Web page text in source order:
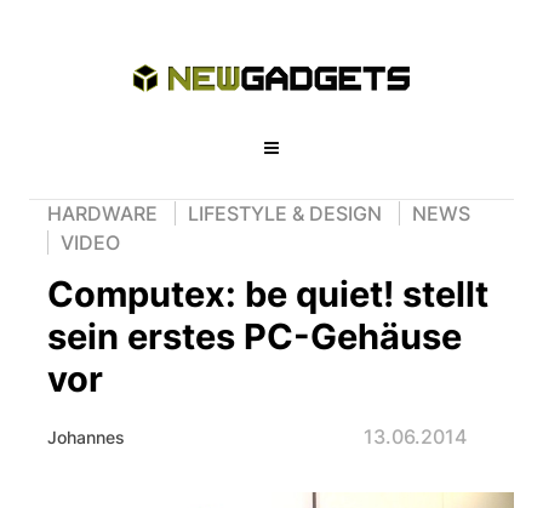
HARDWARE LIFESTYLE & DESIGN
NEWS
VIDEO
Computex: be quiet! stellt
sein erstes PC-Gehäuse
vor
Johannes 13.06.2014